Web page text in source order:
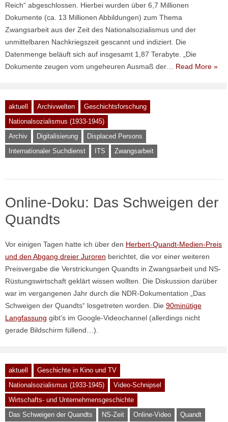
Reich“ abgeschlossen. Hierbei wurden über 6,7 Millionen
Dokumente (ca. 13 Millionen Abbildungen) zum Thema
Zwangsarbeit aus der Zeit des Nationalsozialismus und der
unmittelbaren Nachkriegszeit gescannt und indiziert. Die
Datenmenge beläuft sich auf insgesamt 1,87 Terabyte. „Die
Dokumente zeugen vom ungeheuren Ausmaß der… Read More »
aktuell Archivwelten
Geschichtsforschung
Nationalsozialismus (1933-1945)
Archiv
Digitalisierung
Displaced Persons
Internationaler Suchdienst
ITS Zwangsarbeit
Online-Doku: Das Schweigen der
Quandts
Vor einigen Tagen hatte ich über den Herbert-Quandt-Medien-Preis
und den Abgang dreier Juroren berichtet, die vor einer weiteren
Preisvergabe die Verstrickungen Quandts in Zwangsarbeit und NS-
Rüstungswirtschaft geklärt wissen wollten. Die Diskussion darüber
war im vergangenen Jahr durch die NDR-Dokumentation „Das
Schweigen der Quandts“ losgetreten worden. Die 90minütige
Langfassung gibt’s im Google-Videochannel (allerdings nicht
gerade Bildschirm füllend…).
aktuell
Geschichte in Kino und TV
Nationalsozialismus (1933-1945)
Video-Schnipsel
Wirtschafts- und Unternehmensgeschichte
Das Schweigen der Quandts
NS-Zeit Online-Video Quandt